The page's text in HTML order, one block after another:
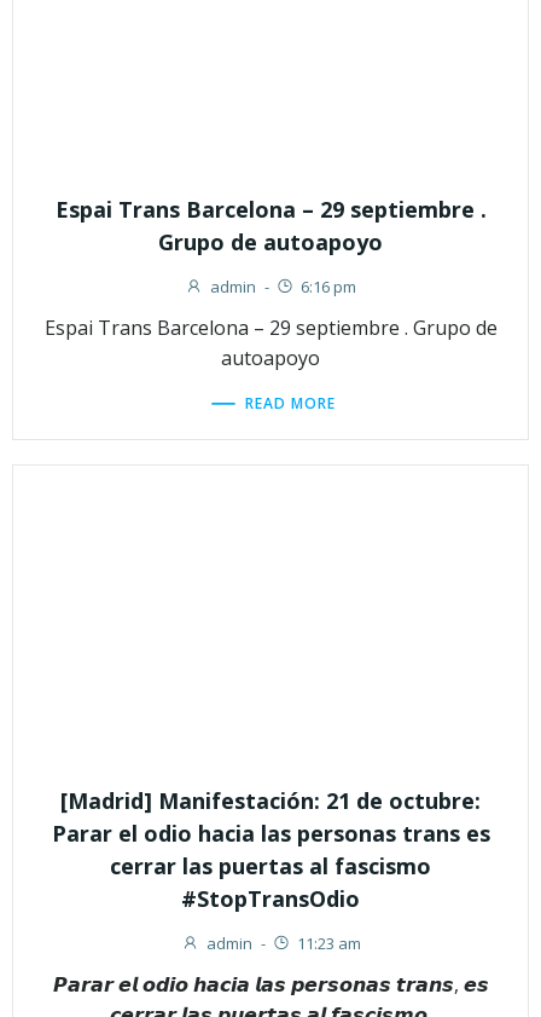
Espai Trans Barcelona – 29 septiembre .
Grupo de autoapoyo
admin - 6:16 pm
Espai Trans Barcelona – 29 septiembre . Grupo de
autoapoyo
READ MORE
[Madrid] Manifestación: 21 de octubre:
Parar el odio hacia las personas trans es
cerrar las puertas al fascismo
#StopTransOdio
admin - 11:23 am
𝙋𝙖𝙧𝙖𝙧 𝙚𝙡 𝙤𝙙𝙞𝙤 𝙝𝙖𝙘𝙞𝙖 𝙡𝙖𝙨 𝙥𝙚𝙧𝙨𝙤𝙣𝙖𝙨 𝙩𝙧𝙖𝙣𝙨, 𝙚𝙨